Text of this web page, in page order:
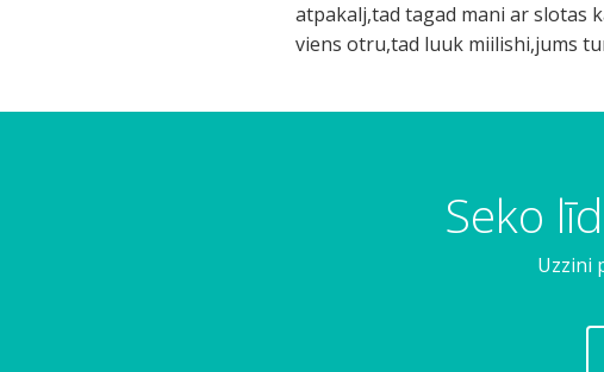
atpakalj,tad tagad mani ar slotas
viens otru,tad luuk miilishi,jums
Seko
Uzzini